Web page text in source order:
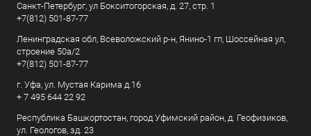
Санкт-Петербург, ул Бокситогорская, д. 27, стр. 1
+7(812) 501-87-77
Ленинградская обл, Всеволожский р-н, Янино-1 гп, Шоссейная ул,
строение 50а/2
+7(812) 501-87-77
г. Уфа, ул. Мустая Карима д.16
+ 7 495 644 22 92
Республика Башкортостан, город Уфимский район, д. Геофизиков,
ул. Геологов, зд. 23